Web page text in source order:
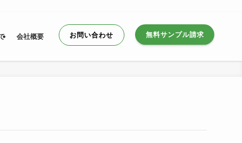
会社概要 お問い合わせ 無料サンプル請求